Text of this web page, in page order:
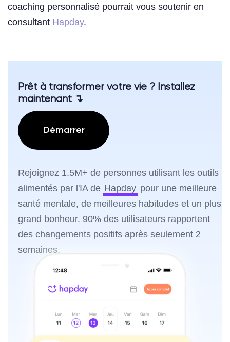
coaching personnalisé pourrait vous soutenir en
consultant Hapday.
Prêt à transformer votre vie ? Installez
maintenant ↴
Démarrer
Rejoignez 1.5M+ de personnes utilisant les outils
alimentés par l'IA de Hapday pour une meilleure
santé mentale, de meilleures habitudes et un plus
grand bonheur. 90% des utilisateurs rapportent
des changements positifs après seulement 2
semaines.